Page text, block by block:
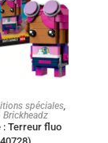
AU PANIER
spéciales,
Brickheadz
: Terreur fluo